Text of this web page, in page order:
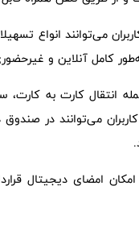
می‌توانند انواع
کامل آنلاین و
انتقال کارت به
کاربران می‌توانند در
امضای دیجیتال